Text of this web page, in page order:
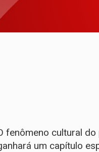
fenômeno cultural
um capítulo